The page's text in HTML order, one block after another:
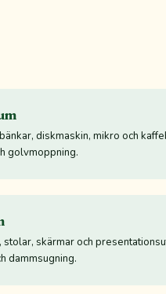
diskmaskin, mikro och
golvmoppning.
skärmar och
dammsugning.